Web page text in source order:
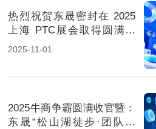
热烈祝贺东晟密封在 2025
上海 PTC展会取得圆满成
功！
2025-11-01
2025牛商争霸圆满收官暨：
东晟“松山湖徒步·团队聚